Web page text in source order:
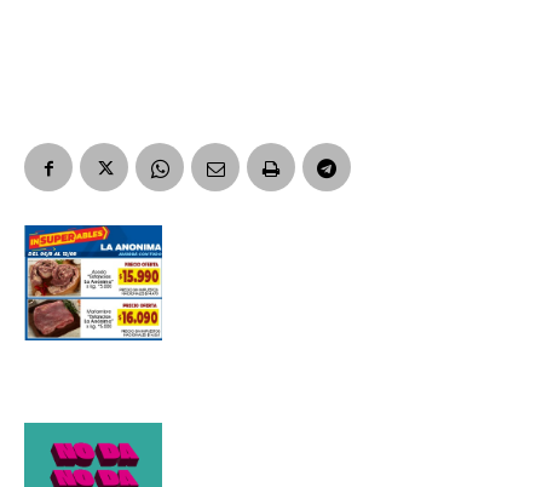
Dirección de correo electrónico *
Nombre
Número de teléfono